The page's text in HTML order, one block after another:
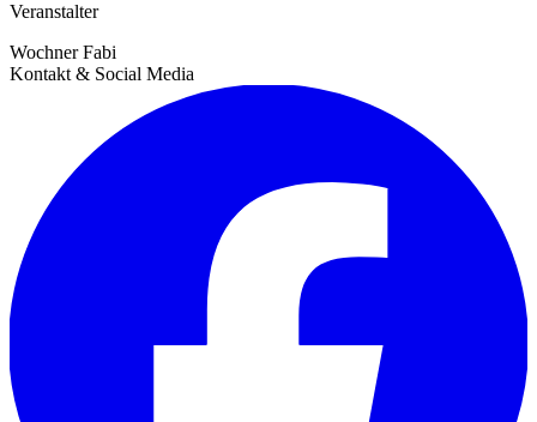
Veranstalter
Wochner Fabi
Kontakt & Social Media